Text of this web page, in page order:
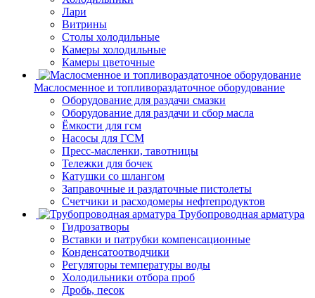
Лари
Витрины
Столы холодильные
Камеры холодильные
Камеры цветочные
Маслосменное и топливораздаточное оборудование
Оборудование для раздачи смазки
Оборудование для раздачи и сбор масла
Ёмкости для гсм
Насосы для ГСМ
Пресс-масленки, тавотницы
Тележки для бочек
Катушки со шлангом
Заправочные и раздаточные пистолеты
Счетчики и расходомеры нефтепродуктов
Трубопроводная арматура
Гидрозатворы
Вставки и патрубки компенсационные
Конденсатоотводчики
Регуляторы температуры воды
Холодильники отбора проб
Дробь, песок